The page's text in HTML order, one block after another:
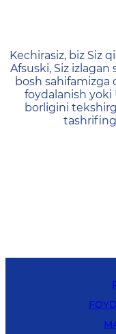
404 —
Kechirasiz, biz Siz
Afsuski, Siz
bosh sahifamizga
foydalanish
borligini